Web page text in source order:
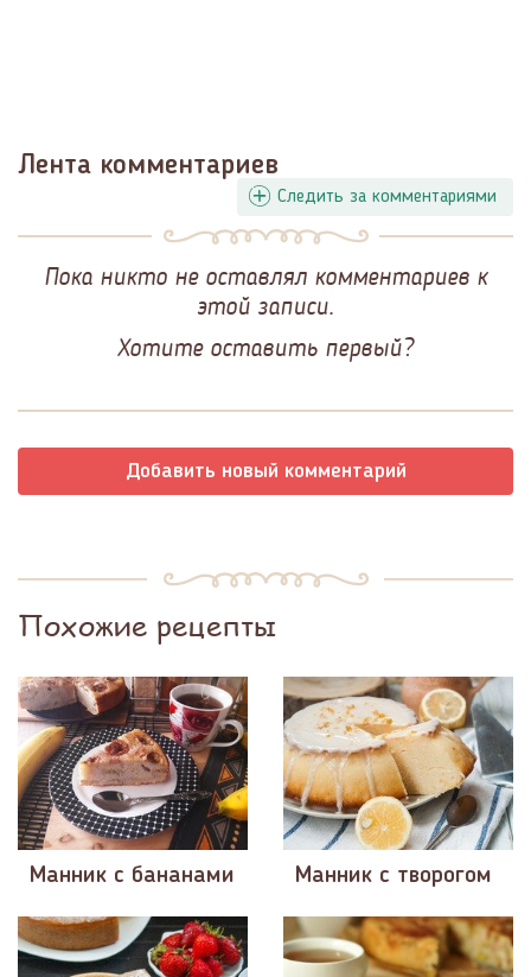
Лента комментариев
Следить за комментариями
Пока никто не оставлял комментариев к
этой записи.
Хотите оставить первый?
Добавить новый комментарий
Похожие рецепты
Манник с бананами Манник с творогом